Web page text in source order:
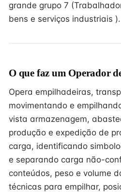
grande grupo 7
bens e serviços industriais ).
O que faz um Operador
Opera empilhadeiras,
movimentando e
vista armazenagem,
produção e expedição de
carga, identificando
e separando carga não-
conteúdos, peso e volume
técnicas para empilhar,